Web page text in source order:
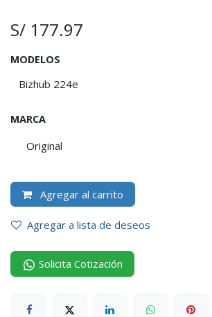
S/ 177.97
MODELOS
MARCA
Original
Agregar al carrito
Agregar a lista de deseos
Solicita Cotización